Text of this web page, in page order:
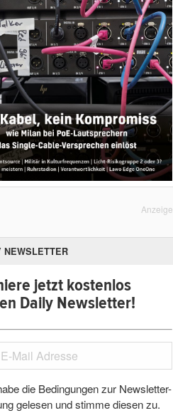
Anzeige
NEWSLETTER
jetzt kostenlos
Daily Newsletter!
die Bedingungen zur Newsletter-
gelesen und stimme diesen zu.